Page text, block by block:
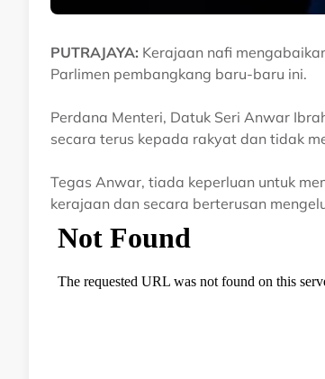
PUTRAJAYA: Kerajaan nafi
Parlimen pembangkang baru-baru ini.
Perdana Menteri, Datuk Seri Anwar
secara terus kepada rakyat dan tidak
Tegas Anwar, tiada keperluan untuk
kerajaan dan secara berterusan